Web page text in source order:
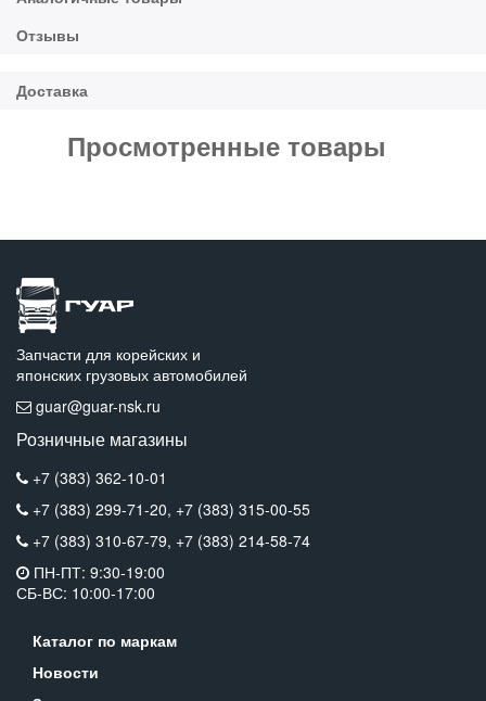
Просмотренные товары
Запчасти для корейских и
японских грузовых автомобилей
guar@guar-nsk.ru
Розничные магазины
+7 (383) 362-10-01
+7 (383) 299-71-20, +7 (383) 315-00-55
+7 (383) 310-67-79, +7 (383) 214-58-74
ПН-ПТ: 9:30-19:00
СБ-ВС: 10:00-17:00
Каталог по маркам
Новости